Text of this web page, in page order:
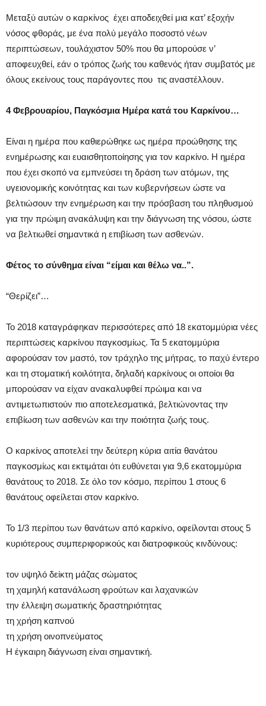
Μεταξύ αυτών ο καρκίνος έχει αποδειχθεί μια κατ’ εξοχήν
νόσος φθοράς, με ένα πολύ μεγάλο ποσοστό νέων
περιπτώσεων, τουλάχιστον 50% που θα μπορούσε ν’
αποφευχθεί, εάν ο τρόπος ζωής του καθενός ήταν συμβατός με
όλους εκείνους τους παράγοντες που τις αναστέλλουν.
4 Φεβρουαρίου, Παγκόσμια Ημέρα κατά του Καρκίνου…
Είναι η ημέρα που καθιερώθηκε ως ημέρα προώθησης της
ενημέρωσης και ευαισθητοποίησης για τον καρκίνο. Η ημέρα
που έχει σκοπό να εμπνεύσει τη δράση των ατόμων, της
υγειονομικής κοινότητας και των κυβερνήσεων ώστε να
βελτιώσουν την ενημέρωση και την πρόσβαση του πληθυσμού
για την πρώιμη ανακάλυψη και την διάγνωση της νόσου, ώστε
να βελτιωθεί σημαντικά η επιβίωση των ασθενών.
Φέτος το σύνθημα είναι “είμαι και θέλω να..”.
“Θερίζει”…
Το 2018 καταγράφηκαν περισσότερες από 18 εκατομμύρια νέες
περιπτώσεις καρκίνου παγκοσμίως. Τα 5 εκατομμύρια
αφορούσαν τον μαστό, τον τράχηλο της μήτρας, το παχύ έντερο
και τη στοματική κοιλότητα, δηλαδή καρκίνους οι οποίοι θα
μπορούσαν να είχαν ανακαλυφθεί πρώιμα και να
αντιμετωπιστούν πιο αποτελεσματικά, βελτιώνοντας την
επιβίωση των ασθενών και την ποιότητα ζωής τους.
Ο καρκίνος αποτελεί την δεύτερη κύρια αιτία θανάτου
παγκοσμίως και εκτιμάται ότι ευθύνεται για 9,6 εκατομμύρια
θανάτους το 2018. Σε όλο τον κόσμο, περίπου 1 στους 6
θανάτους οφείλεται στον καρκίνο.
Το 1/3 περίπου των θανάτων από καρκίνο, οφείλονται στους 5
κυριότερους συμπεριφορικούς και διατροφικούς κινδύνους:
τον υψηλό δείκτη μάζας σώματος
τη χαμηλή κατανάλωση φρούτων και λαχανικών
την έλλειψη σωματικής δραστηριότητας
τη χρήση καπνού
τη χρήση οινοπνεύματος
Η έγκαιρη διάγνωση είναι σημαντική.